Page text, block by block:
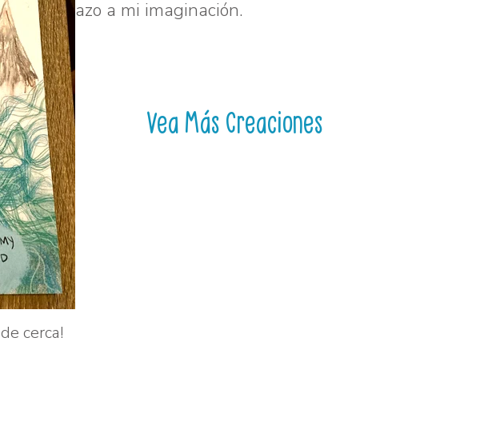
Un vistazo a mi imaginación.
cerca!
Vea Más Creaciones